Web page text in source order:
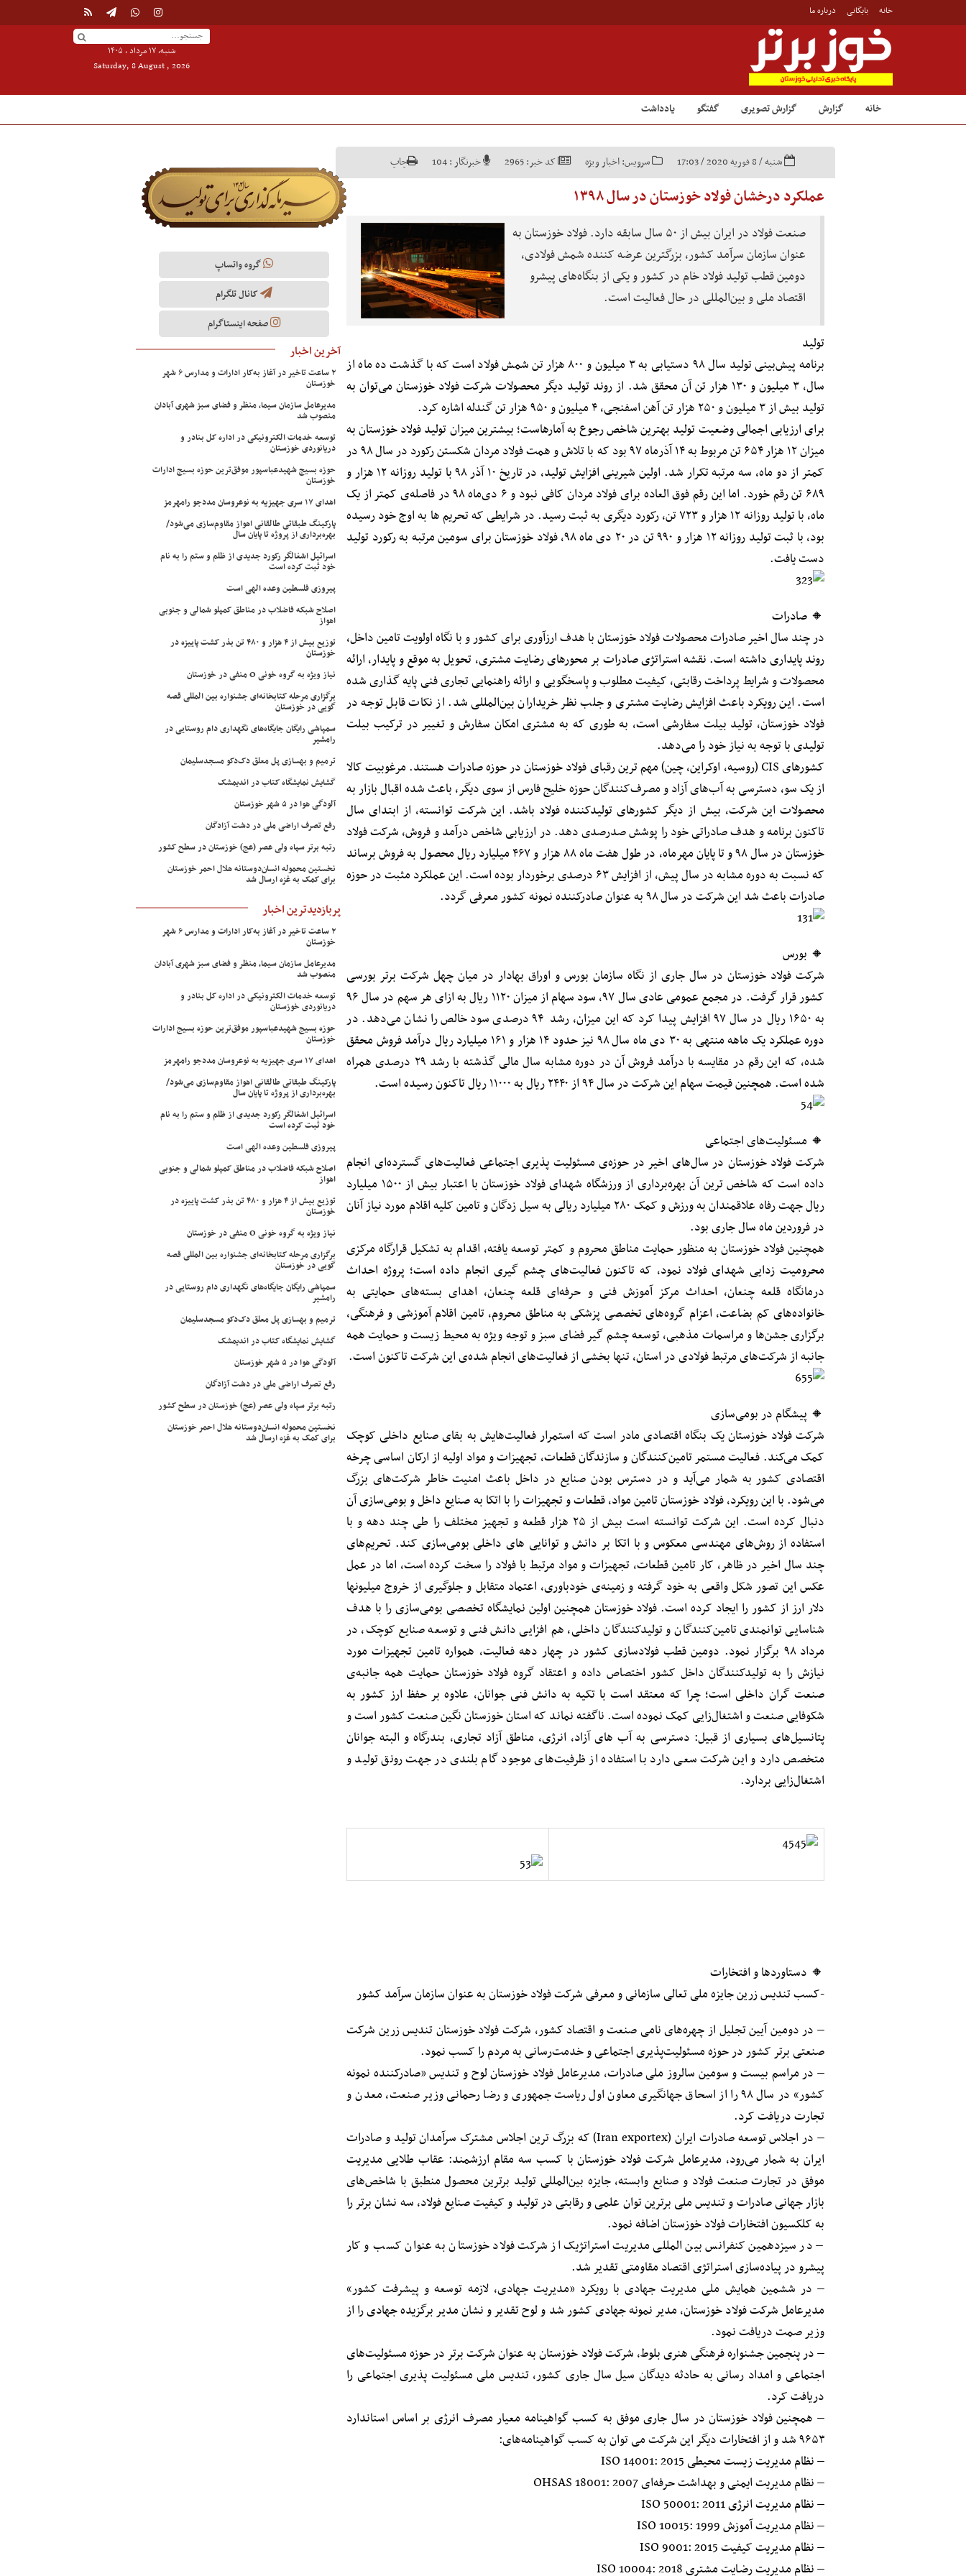
خانه بایگانی درباره ما
شنبه, ۱۷ مرداد , ۱۴۰۵
Saturday, 8 August , 2026
خانه گزارش گزارش تصویری گفتگو یادداشت
شنبه / 8 فوریه 2020 / 17:03 سرویس:اخبار ویژه کد خبر:2965 خبرنگار :104 چاپ
عملکرد درخشان فولاد خوزستان در سال ۱۳۹۸
صنعت فولاد در ایران بیش از ۵۰ سال سابقه دارد. فولاد خوزستان به
عنوان سازمان سرآمد کشور، بزرگترین عرضه‌ کننده شمش فولادی،
دومین قطب تولید فولاد خام در کشور و یکی از بنگاه‌های پیشرو
اقتصاد ملی و بین‌المللی در حال فعالیت است.
تولید
برنامه پیش‌بینی تولید سال ۹۸ دستیابی به ۳ میلیون و ۸۰۰ هزار تن شمش فولاد است که با گذشت ده ماه از
سال، ۳ میلیون و ۱۳۰ هزار تن آن محقق شد. از روند تولید دیگر محصولات شرکت فولاد خوزستان می‌توان به
تولید بیش از ۳ میلیون و ۲۵۰ هزار تن آهن اسفنجی، ۴ میلیون و ۹۵۰ هزار تن گندله اشاره کرد.
برای ارزیابی اجمالی وضعیت تولید بهترین شاخص رجوع به آمارهاست؛ بیشترین میزان تولید فولاد خوزستان به
میزان ۱۲ هزار ۶۵۴ تن مربوط به ۱۴ آذرماه ۹۷ بود که با تلاش و همت فولاد مردان شکستن رکورد در سال ۹۸ در
کمتر از دو ماه، سه مرتبه‌ تکرار شد. اولین شیرینی افزایش تولید، در تاریخ ۱۰ آذر ۹۸ با تولید روزانه ۱۲ هزار و
۶۸۹ تن رقم خورد. اما این رقم فوق‌ العاده برای فولاد مردان کافی نبود و ۶ دی‌ماه ۹۸ در فاصله‌ی کمتر از یک
ماه، با تولید روزانه‌ ۱۲ هزار و ۷۲۳ تن، رکورد دیگری به ثبت رسید. در شرایطی که تحریم‌ ها به اوج خود رسیده
بود،‌ با ثبت تولید روزانه ۱۲ هزار و ۹۹۰ تن در ۲۰ دی‌ ماه ۹۸، فولاد خوزستان برای سومین مرتبه به رکورد تولید
دست یافت.
🔸 صادرات
در چند سال اخیر صادرات محصولات فولاد خوزستان با هدف ارزآوری برای کشور و با نگاه اولویت تامین داخل،
روند پایداری داشته است. نقشه استراتژی صادرات بر محورهای رضایت مشتری، تحویل به موقع و پایدار، ارائه
محصولات و شرایط پرداخت رقابتی، کیفیت مطلوب و پاسخگویی و ارائه راهنمایی تجاری فنی پایه‌ گذاری شده
است. این رویکرد باعث افزایش رضایت مشتری و جلب نظر خریداران بین‌المللی شد. از نکات قابل توجه در
فولاد خوزستان، تولید بیلت سفارشی است، به طوری که به مشتری امکان سفارش و تغییر در ترکیب بیلت
تولیدی با توجه به نیاز خود را می‌دهد.
کشورهای CIS (روسیه، اوکراین، چین) مهم‌ ترین رقبای فولاد خوزستان در حوزه صادرات هستند. مرغوبیت کالا
از یک سو، دسترسی به آب‌‌های آزاد و مصرف‌کنندگان حوزه خلیج فارس از سوی دیگر، باعث شده اقبال بازار به
محصولات این شرکت، بیش از دیگر کشورهای تولیدکننده فولاد باشد. این شرکت توانسته، از ابتدای سال
تاکنون برنامه‌ و هدف صادراتی خود را پوشش صدرصدی دهد. در ارزیابی شاخص درآمد و فروش، شرکت فولاد
خوزستان در سال ۹۸ و تا پایان مهرماه، در طول هفت ماه ۸۸ هزار و ۴۶۷ میلیارد ریال محصول به فروش برساند
که نسبت به دوره مشابه در سال پیش، از افزایش ۶۳ درصدی برخوردار بوده است. این عملکرد مثبت در حوزه
صادرات باعث شد این شرکت در سال ۹۸ به عنوان صادرکننده نمونه کشور معرفی گردد.
🔸 بورس
شرکت فولاد خوزستان در سال جاری از نگاه سازمان بورس و اوراق بهادار در میان چهل شرکت برتر بورسی
کشور قرار گرفت. در مجمع عمومی عادی سال ۹۷، سود سهام از میزان ۱۱۲۰ ریال به ازای هر سهم در سال ۹۶
به ۱۶۵۰ ریال در سال ۹۷ افزایش پیدا کرد که این میزان، رشد ۹۴ درصدی سود خالص را نشان می‌دهد. در
دوره عملکرد یک ماهه منتهی به ۳۰ دی ماه سال ۹۸ نیز حدود ۱۴ هزار و ۱۶۱ میلیارد ریال درآمد فروش محقق
شده، که این رقم در مقایسه با درآمد فروش آن در دوره مشابه سال مالی گذشته با رشد ۲۹ درصدی همراه
شده است. همچنین قیمت سهام این شرکت در سال ۹۴ از ۲۴۴۰ ریال به ۱۱۰۰۰ ریال تاکنون رسیده است.
🔸 مسئولیت‌های اجتماعی
شرکت فولاد خوزستان در سال‌های اخیر در حوزه‌ی مسئولیت‌ پذیری اجتماعی فعالیت‌های گسترده‌ای انجام
داده است‌ که شاخص‌ ترین آن بهره‌برداری از ورزشگاه شهدای فولاد خوزستان با اعتبار بیش از ۱۵۰۰ میلیارد
ریال جهت رفاه علاقمندان به ورزش و کمک ۲۸۰ میلیارد ریالی به سیل‌ زدگان و تامین کلیه اقلام مورد نیاز آنان
در فروردین ماه سال جاری بود.
همچنین فولاد خوزستان به منظور حمایت مناطق محروم و کمتر توسعه یافته، اقدام به تشکیل قرارگاه مرکزی
محرومیت‌ زدایی شهدای فولاد نمود، که تاکنون فعالیت‌های چشم‌ گیری انجام ‌داده است؛ پروژه احداث
درمانگاه قلعه چنعان، احداث مرکز آموزش فنی و حرفه‌ای قلعه چنعان، اهدای بسته‌های حمایتی به
خانواده‌های کم بضاعت، اعزام گروه‌های تخصصی پزشکی به مناطق محروم، تامین اقلام آموزشی و فرهنگی،
برگزاری جشن‌ها و مراسمات مذهبی، توسعه چشم‌ گیر فضای سبز و توجه ویژه به محیط زیست و حمایت همه
جانبه از شرکت‌های مرتبط فولادی در استان، تنها بخشی از فعالیت‌های انجام شده‌ی این شرکت تاکنون است.
🔸 پیشگام در بومی‌سازی
شرکت فولاد خوزستان یک بنگاه اقتصادی مادر است که استمرار فعالیت‌هایش به بقای صنایع داخلی کوچک
کمک می‌کند. فعالیت مستمر تامین‌کنندگان و سازندگان قطعات، تجهیزات و مواد اولیه از ارکان اساسی چرخه
اقتصادی کشور به شمار می‌آید و در دسترس بودن صنایع در داخل باعث امنیت خاطر شرکت‌های بزرگ
می‌شود. با این رویکرد، فولاد خوزستان تامین مواد، قطعات و تجهیزات را با اتکا به صنایع داخل و بومی‌سازی آن
دنبال کرده است. این شرکت توانسته است بیش از ۲۵ هزار قطعه و تجهیز مختلف را طی چند دهه و با
استفاده از روش‌‎های مهندسی معکوس و با اتکا بر دانش و توانایی‌ های داخلی بومی‌سازی کند. تحریم‌های
چند سال اخیر در ظاهر، کار تامین قطعات، تجهیزات و مواد مرتبط با فولاد را سخت کرده است، اما در عمل
عکس این تصور شکل واقعی به خود گرفته و زمینه‌ی خودباوری، اعتماد متقابل و جلوگیری از خروج میلیون‎ها
دلار ارز از کشور را ایجاد کرده است. فولاد خوزستان همچنین اولین نمایشگاه تخصصی بومی‌سازی را با هدف
شناسایی توانمندی تامین‌کنندگان و تولیدکنندگان داخلی، هم‌ افزایی دانش فنی و توسعه صنایع کوچک، در
مرداد ۹۸ برگزار نمود. دومین قطب فولادسازی کشور در چهار دهه فعالیت، همواره تامین تجهیزات مورد
نیازش را به تولیدکنندگان داخل کشور اختصاص داده و اعتقاد گروه فولاد خوزستان حمایت همه جانبه‌ی
صنعت گران داخلی است؛ چرا که معتقد است با تکیه به دانش فنی جوانان، علاوه بر حفظ ارز کشور به
شکوفایی صنعت و اشتغال‌زایی کمک نموده‌ است. ناگفته نماند که استان خوزستان نگین صنعت کشور است و
پتانسیل‌های بسیاری از قبیل: دسترسی به آب‌ های آزاد، انرژی، مناطق آزاد تجاری، بندرگاه و البته جوانان
متخصص دارد و این شرکت سعی دارد با استفاده از ظرفیت‌های موجود گام بلندی در جهت رونق تولید و
اشتغال‌زایی بردارد.
🔸 دستاوردها و افتخارات
-کسب تندیس زرین جایزه ملی تعالی سازمانی و معرفی شرکت فولاد خوزستان به عنوان سازمان سرآمد کشور
– در دومین آیین تجلیل از چهره‌های نامی صنعت و اقتصاد کشور، شرکت فولاد خوزستان تندیس زرین شرکت
صنعتی برتر کشور در حوزه مسئولیت‌پذیری اجتماعی و خدمت‌رسانی به مردم را کسب نمود.
– در مراسم بیست و سومین سالروز ملی صادرات، مدیرعامل فولاد خوزستان لوح و تندیس «صادرکننده نمونه
کشور» در سال ۹۸ را از اسحاق جهانگیری معاون اول ریاست جمهوری و رضا رحمانی وزیر صنعت، معدن و
تجارت دریافت کرد.
– در اجلاس توسعه صادرات ایران (Iran exportex) که بزرگ‌ ترین اجلاس مشترک سرآمدان تولید و صادرات
ایران به شمار می‌رود، مدیرعامل شرکت فولاد خوزستان با کسب سه مقام ارزشمند: عقاب طلایی مدیریت
موفق در تجارت صنعت فولاد و صنایع وابسته، جایزه بین‌المللی تولید برترین محصول منطبق با شاخص‌های
بازار جهانی صادرات و تندیس ملی برترین توان علمی و رقابتی در تولید و کیفیت صنایع فولاد، سه نشان برتر را
به کلکسیون افتخارات فولاد خوزستان اضافه نمود.
– در سیزدهمین کنفرانس بین المللی مدیریت استراتژیک از شرکت فولاد خوزستان به عنوان کسب و کار
پیشرو در پیاده‌سازی استراتژی اقتصاد مقاومتی تقدیر شد.
– در ششمین همایش ملی مدیریت جهادی با رویکرد «مدیریت جهادی، لازمه توسعه و پیشرفت کشور»
مدیرعامل شرکت فولاد خوزستان، مدیر نمونه جهادی کشور شد و لوح تقدیر و نشان مدیر برگزیده جهادی را از
وزیر صمت دریافت نمود.
– در پنجمین جشنواره فرهنگی هنری بلوط، شرکت فولاد خوزستان به عنوان شرکت برتر در حوزه مسئولیت‌های
اجتماعی و امداد رسانی به حادثه دیدگان سیل سال جاری کشور، تندیس ملی مسئولیت‌ پذیری اجتماعی را
دریافت کرد.
– همچنین فولاد خوزستان در سال جاری موفق به کسب گواهینامه معیار مصرف انرژی بر اساس استاندارد
۹۶۵۳ شد و از افتخارات دیگر این شرکت می توان به کسب گواهینامه‌های:
– نظام مدیریت زیست محیطی ISO 14001: 2015
– نظام مدیریت ایمنی و بهداشت حرفه‌ای OHSAS 18001: 2007
– نظام مدیریت انرژی ISO 50001: 2011
– نظام مدیریت آموزش ISO 10015: 1999
– نظام مدیریت کیفیت ISO 9001: 2015
– نظام مدیریت رضـایت مشتری ISO 10004: 2018
گروه واتساپ
کانال تلگرام
صفحه اینستاگرام
آخرین اخبار
۲ ساعت تاخیر در آغاز به‌کار ادارات و مدارس ۶ شهر
خوزستان
مدیرعامل سازمان سیما، منظر و فضای سبز شهری آبادان
منصوب شد
توسعه خدمات الکترونیکی در اداره کل بنادر و
دریانوردی خوزستان
حوزه بسیج شهیدعباسپور موفق‌ترین حوزه بسیج ادارات
خوزستان
اهدای ۱۷ سری جهیزیه به نوعروسان مددجو رامهرمز
پارکینگ طبقاتی طالقانی اهواز مقاوم‌سازی می‌شود/
بهره‌برداری از پروژه تا پایان سال
اسرائیل اشغالگر رکورد جدیدی از ظلم و ستم را به نام
خود ثبت کرده است
پیروزی فلسطین وعده الهی است
اصلاح شبکه فاضلاب در مناطق کمپلو شمالی و جنوبی
اهواز
توزیع بیش از ۴ هزار و ۴۸۰ تن بذر کشت پاییزه در
خوزستان
نیاز ویژه به گروه خونی O منفی در خوزستان
برگزاری مرحله کتابخانه‌ای جشنواره بین المللی قصه
گویی در خوزستان
سمپاشی رایگان جایگاه‌های نگهداری دام روستایی در
رامشیر
ترمیم و بهسازی پل معلق دک‌دکو مسجدسلیمان
گشایش نمایشگاه کتاب در اندیمشک
آلودگی هوا در ۵ شهر خوزستان
رفع تصرف اراضی ملی در دشت آزادگان
رتبه برتر سپاه ولی عصر (عج) خوزستان در سطح کشور
نخستین محموله انسان‌دوستانه هلال احمر خوزستان
برای کمک به غزه ارسال شد
پربازدیدترین اخبار
۲ ساعت تاخیر در آغاز به‌کار ادارات و مدارس ۶ شهر
خوزستان
مدیرعامل سازمان سیما، منظر و فضای سبز شهری آبادان
منصوب شد
توسعه خدمات الکترونیکی در اداره کل بنادر و
دریانوردی خوزستان
حوزه بسیج شهیدعباسپور موفق‌ترین حوزه بسیج ادارات
خوزستان
اهدای ۱۷ سری جهیزیه به نوعروسان مددجو رامهرمز
پارکینگ طبقاتی طالقانی اهواز مقاوم‌سازی می‌شود/
بهره‌برداری از پروژه تا پایان سال
اسرائیل اشغالگر رکورد جدیدی از ظلم و ستم را به نام
خود ثبت کرده است
پیروزی فلسطین وعده الهی است
اصلاح شبکه فاضلاب در مناطق کمپلو شمالی و جنوبی
اهواز
توزیع بیش از ۴ هزار و ۴۸۰ تن بذر کشت پاییزه در
خوزستان
نیاز ویژه به گروه خونی O منفی در خوزستان
برگزاری مرحله کتابخانه‌ای جشنواره بین المللی قصه
گویی در خوزستان
سمپاشی رایگان جایگاه‌های نگهداری دام روستایی در
رامشیر
ترمیم و بهسازی پل معلق دک‌دکو مسجدسلیمان
گشایش نمایشگاه کتاب در اندیمشک
آلودگی هوا در ۵ شهر خوزستان
رفع تصرف اراضی ملی در دشت آزادگان
رتبه برتر سپاه ولی عصر (عج) خوزستان در سطح کشور
نخستین محموله انسان‌دوستانه هلال احمر خوزستان
برای کمک به غزه ارسال شد